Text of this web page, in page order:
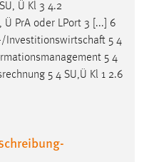
Ü Kl 3 4.2
Ü PrA oder LPort 3 [...] 6
Investitionswirtschaft 5 4
5 4
5 4 SU,Ü Kl 1 2.6